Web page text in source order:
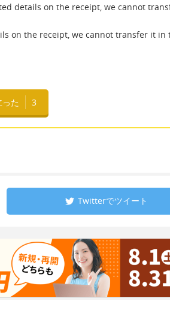
details on the receipt, we cannot
on the receipt, we cannot transfer it in
た 3
Twitterでツイート